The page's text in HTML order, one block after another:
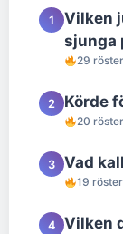
1
Vilken
sjunga
29 röster
2 Körde
20 röster
3 Vad
19 röster
4 Vilken